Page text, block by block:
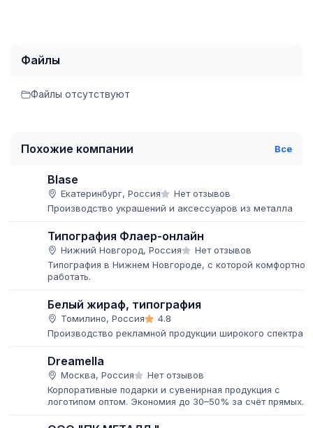
Файлы
Файлы отсутствуют
Похожие компании Все
Blase
Екатеринбург, Россия
Нет отзывов
Производство украшений и аксессуаров из металла
Типография Флаер-онлайн
Нижний Новгород, Россия
Нет отзывов
Типография в Нижнем Новгороде, с которой комфортно
работать.
Белый жираф, типография
Томилино, Россия
4.8
Производство рекламной продукции широкого спектра
Dreamella
Москва, Россия
Нет отзывов
Корпоративные подарки и сувенирная продукция с
логотипом оптом. Экономия до 30–50% за счёт прямых